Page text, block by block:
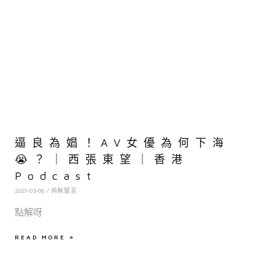
逼良為娼！AV女優為何下海
😭？｜西張東望｜香港
Podcast
2021-03-05 尚無留言
點解呀
READ MORE »